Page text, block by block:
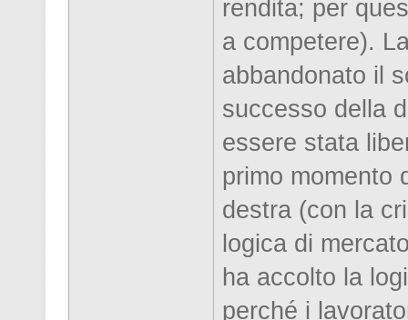
rendita; per
a competere).
abbandonato il
successo della
essere stata
primo momento
destra (con la
logica di
ha accolto la
perché i